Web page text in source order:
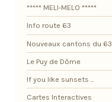
***** MELI-MELO *****
Info route 63
Nouveaux cantons du 63
Le Puy de Dôme
If you like sunsets ...
Cartes Interactives